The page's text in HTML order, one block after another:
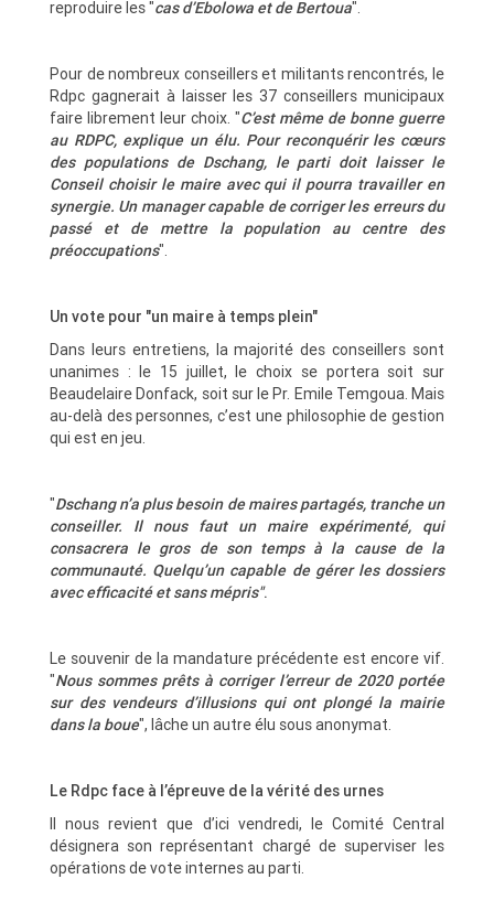
reproduire les "cas d’Ebolowa et de Bertoua".
Pour de nombreux conseillers et militants rencontrés, le
Rdpc gagnerait à laisser les 37 conseillers municipaux
faire librement leur choix. "C’est même de bonne guerre
au RDPC, explique un élu. Pour reconquérir les cœurs
des populations de Dschang, le parti doit laisser le
Conseil choisir le maire avec qui il pourra travailler en
synergie. Un manager capable de corriger les erreurs du
passé et de mettre la population au centre des
préoccupations".
Un vote pour "un maire à temps plein"
Dans leurs entretiens, la majorité des conseillers sont
unanimes : le 15 juillet, le choix se portera soit sur
Beaudelaire Donfack, soit sur le Pr. Emile Temgoua. Mais
au-delà des personnes, c’est une philosophie de gestion
qui est en jeu.
"Dschang n’a plus besoin de maires partagés, tranche un
conseiller. Il nous faut un maire expérimenté, qui
consacrera le gros de son temps à la cause de la
communauté. Quelqu’un capable de gérer les dossiers
avec efficacité et sans mépris".
Le souvenir de la mandature précédente est encore vif.
"Nous sommes prêts à corriger l’erreur de 2020 portée
sur des vendeurs d’illusions qui ont plongé la mairie
dans la boue", lâche un autre élu sous anonymat.
Le Rdpc face à l’épreuve de la vérité des urnes
Il nous revient que d’ici vendredi, le Comité Central
désignera son représentant chargé de superviser les
opérations de vote internes au parti.